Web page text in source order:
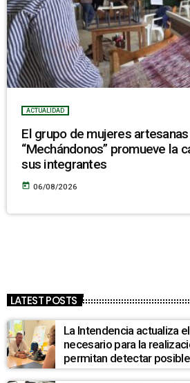
ACTUALIDAD
El grupo de mujeres
“Mechándonos” promueve la
sus integrantes
today 06/08/2026
LATEST POSTS
La Intendencia actualiza
necesario para la
permitan detectar
hidatídico hepático en la